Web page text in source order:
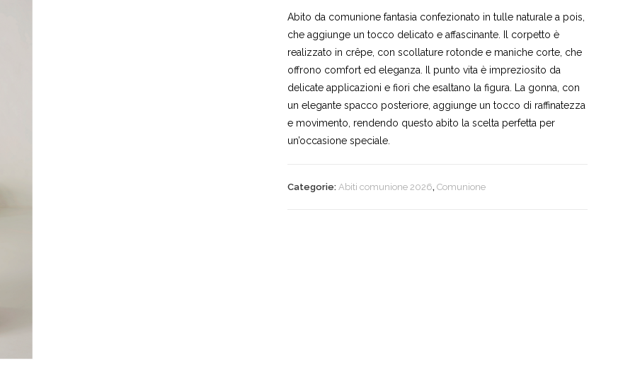
Abito da comunione fantasia confezionato in tulle naturale a pois,
che aggiunge un tocco delicato e affascinante. Il corpetto è
realizzato in crêpe, con scollature rotonde e maniche corte, che
offrono comfort ed eleganza. Il punto vita è impreziosito da
delicate applicazioni e fiori che esaltano la figura. La gonna, con
un elegante spacco posteriore, aggiunge un tocco di raffinatezza
e movimento, rendendo questo abito la scelta perfetta per
un’occasione speciale.
Categorie:Abiti comunione 2026,Comunione